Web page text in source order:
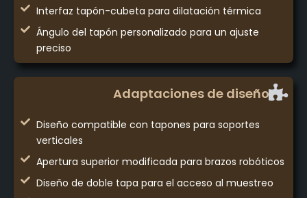
Interfaz tapón-cubeta para dilatación térmica
Ángulo del tapón personalizado para un ajuste
preciso
Adaptaciones de diseño
Diseño compatible con tapones para soportes
verticales
Apertura superior modificada para brazos robóticos
Diseño de doble tapa para el acceso al muestreo